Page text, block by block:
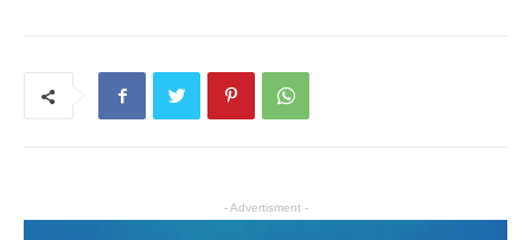
- Advertisment -